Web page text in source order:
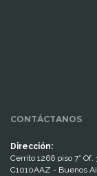
CONTÁCTANOS
Dirección:
Cerrito 1266 piso 7° Of.
C1010AAZ - Buenos